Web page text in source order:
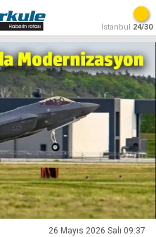
İstanbul 24/30
26 Mayıs 2026 Salı 09:37